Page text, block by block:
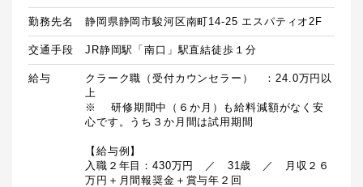
勤務先名 静岡県静岡市駿河区南町14-25 エスパティオ2F
交通手段 JR静岡駅「南口」駅直結徒歩１分
給与
クラーク職（受付カウンセラー）　：24.0万円以
上
※	研修期間中（６か月）も給料減額がなく安
心です。うち３か月間は試用期間
【給与例】
入職２年目：430万円　／　31歳　／　月収２６
万円＋月間報奨金＋賞与年２回